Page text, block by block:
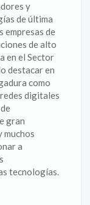
y
de última
empresas de
de alto
en el Sector
destacar en
como
digitales
gran
muchos
a
tecnologías.